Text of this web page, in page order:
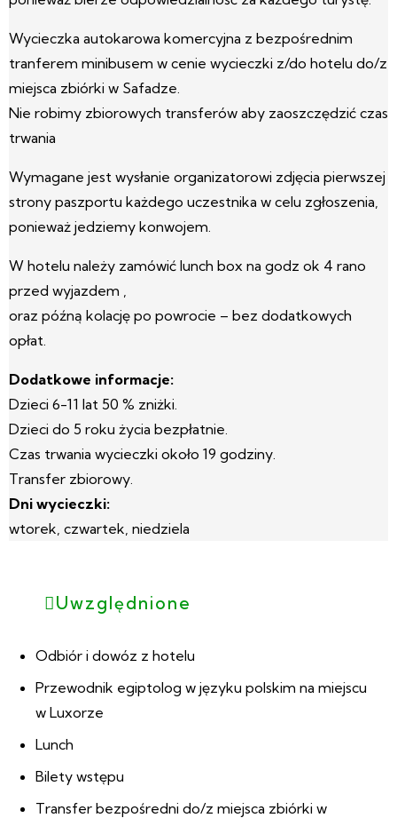
Wycieczka autokarowa komercyjna z bezpośrednim
tranferem minibusem w cenie wycieczki z/do hotelu do/z
miejsca zbiórki w Safadze.
Nie robimy zbiorowych transferów aby zaoszczędzić czas
trwania
Wymagane jest wysłanie organizatorowi zdjęcia pierwszej
strony paszportu każdego uczestnika w celu zgłoszenia,
ponieważ jedziemy konwojem.
W hotelu należy zamówić lunch box na godz ok 4 rano
przed wyjazdem ,
oraz późną kolację po powrocie – bez dodatkowych
opłat.
Dodatkowe informacje:
Dzieci 6-11 lat 50 % zniżki.
Dzieci do 5 roku życia bezpłatnie.
Czas trwania wycieczki około 19 godziny.
Transfer zbiorowy.
Dni wycieczki:
wtorek, czwartek, niedziela
Uwzględnione
Odbiór i dowóz z hotelu
Przewodnik egiptolog w języku polskim na miejscu
w Luxorze
Lunch
Bilety wstępu
Transfer bezpośredni do/z miejsca zbiórki w